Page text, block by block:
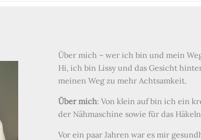
Über mich – wer ich bin und mein
Hi, ich bin Lissy und das Gesicht
meinen Weg zu mehr Achtsamkeit.
Über mich: Von klein auf bin ich ein
der Nähmaschine sowie für das
Vor ein paar Jahren war es mir